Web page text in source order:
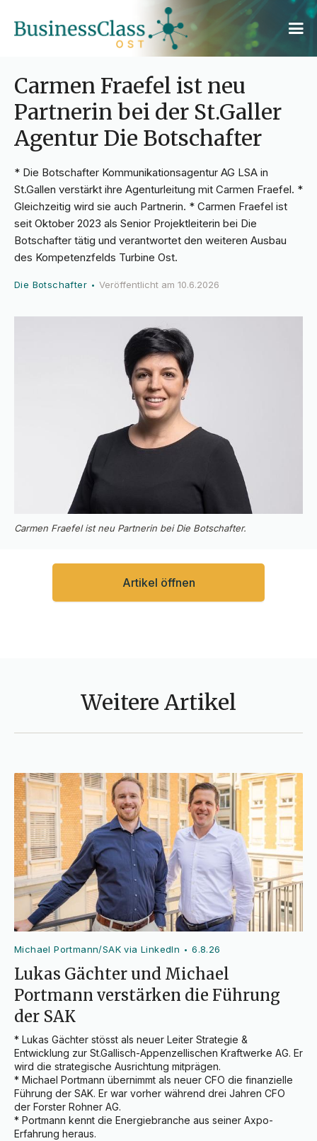
Carmen Fraefel ist neu
Partnerin bei der St.Galler
Agentur Die Botschafter
* Die Botschafter Kommunikationsagentur AG LSA in
St.Gallen verstärkt ihre Agenturleitung mit Carmen Fraefel. *
Gleichzeitig wird sie auch Partnerin. * Carmen Fraefel ist
seit Oktober 2023 als Senior Projektleiterin bei Die
Botschafter tätig und verantwortet den weiteren Ausbau
des Kompetenzfelds Turbine Ost.
Die Botschafter • Veröffentlicht am 10.6.2026
Carmen Fraefel ist neu Partnerin bei Die Botschafter.
Artikel öffnen
Weitere Artikel
Michael Portmann/SAK via LinkedIn •6.8.26
Lukas Gächter und Michael
Portmann verstärken die Führung
der SAK
* Lukas Gächter stösst als neuer Leiter Strategie &
Entwicklung zur St.Gallisch-Appenzellischen Kraftwerke AG. Er
wird die strategische Ausrichtung mitprägen.
* Michael Portmann übernimmt als neuer CFO die finanzielle
Führung der SAK. Er war vorher während drei Jahren CFO
der Forster Rohner AG.
* Portmann kennt die Energiebranche aus seiner Axpo-
Erfahrung heraus.